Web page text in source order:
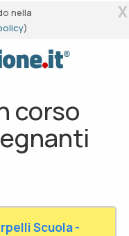
nella
)
X
corso
Scuola -